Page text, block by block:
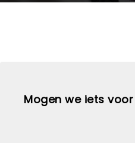
Mogen we iets